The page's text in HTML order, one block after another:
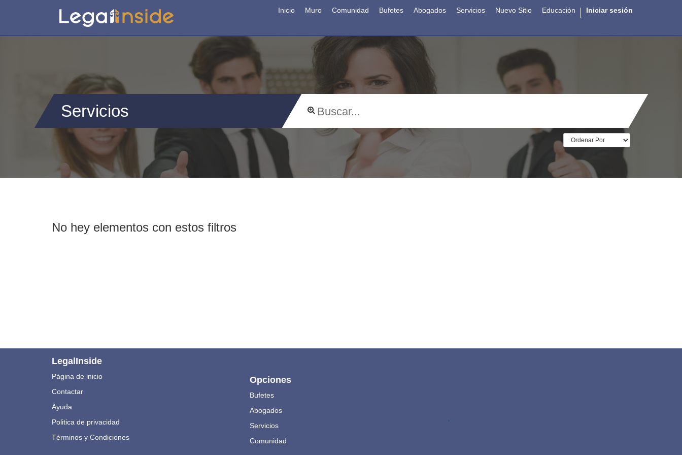
Inicio Muro Comunidad Bufetes Abogados Servicios Nuevo Sitio Educación Iniciar sesión
Servicios
No hey elementos con estos filtros
LegalInside
Página de inicio
Contactar
Ayuda
Politica de privacidad
Términos y Condiciones
Opciones
Bufetes
Abogados
Servicios
Comunidad
.